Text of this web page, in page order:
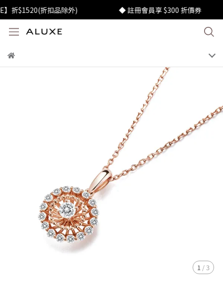
$1520(折扣品除外) ◆ 註冊會員享 $300 折價券
1 /3